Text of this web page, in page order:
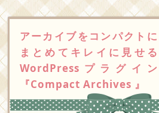
アーカイブをコンパクトに
まとめてキレイに見せる
WordPressプラグイン
『Compact Archives 』